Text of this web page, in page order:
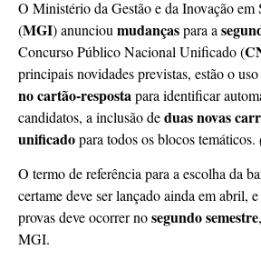
O Ministério da Gestão e da Inovação em
(MGI) anunciou mudançaspara a
Concurso Público Nacional Unificado (
principais novidades previstas, estão o
no cartão-respostapara identificar
candidatos, a inclusão deduas novas
unificadopara todos os blocos temáticos.
O termo de referência para a escolha da
certame deve ser lançado ainda em abril,
provas deve ocorrer nosegundo semestre
MGI.